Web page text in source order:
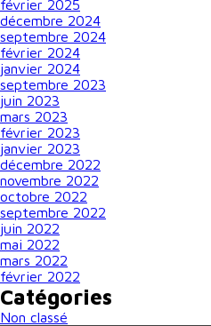
février 2025
décembre 2024
septembre 2024
février 2024
janvier 2024
septembre 2023
juin 2023
mars 2023
février 2023
janvier 2023
décembre 2022
novembre 2022
octobre 2022
septembre 2022
juin 2022
mai 2022
mars 2022
février 2022
Catégories
Non classé